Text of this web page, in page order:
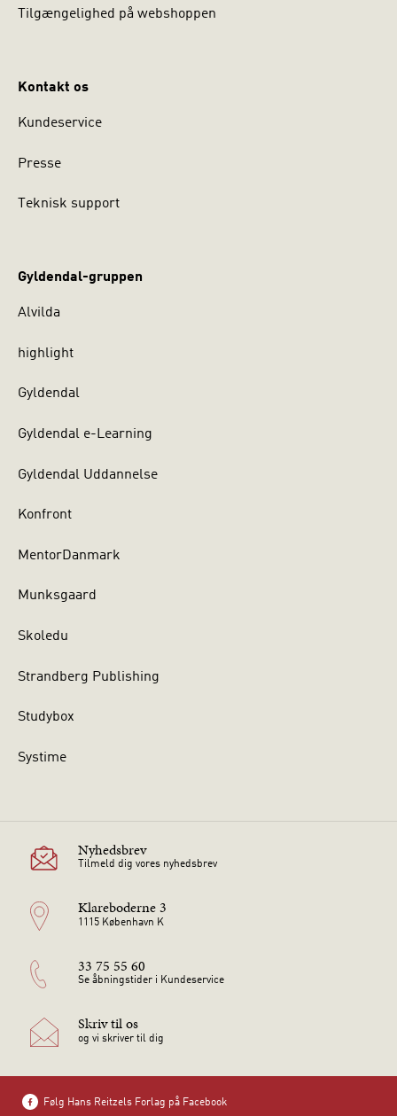
Tilgængelighed på webshoppen
Kontakt os
Kundeservice
Presse
Teknisk support
Gyldendal-gruppen
Alvilda
highlight
Gyldendal
Gyldendal e-Learning
Gyldendal Uddannelse
Konfront
MentorDanmark
Munksgaard
Skoledu
Strandberg Publishing
Studybox
Systime
Nyhedsbrev
Tilmeld dig vores nyhedsbrev
Klareboderne 3
1115 København K
33 75 55 60
Se åbningstider i Kundeservice
Skriv til os
og vi skriver til dig
Følg Hans Reitzels Forlag på Facebook